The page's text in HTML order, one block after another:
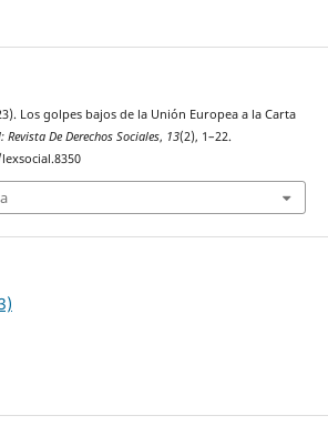
Los golpes bajos de la Unión Europea a la Carta
Revista De Derechos Sociales, 13(2), 1–22.